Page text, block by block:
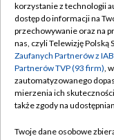
Abonament TVP
Emisja w TVP
Centrum
Naziemna
korzystanie z technologii
dostęp do informacji na
przechowywanie oraz na
nas, czyli Telewizję Polską
Zaufanych Partnerów z
Partnerów TVP (93 firm),
zautomatyzowanego
mierzenia ich
także zgody na
Twoje dane osobowe